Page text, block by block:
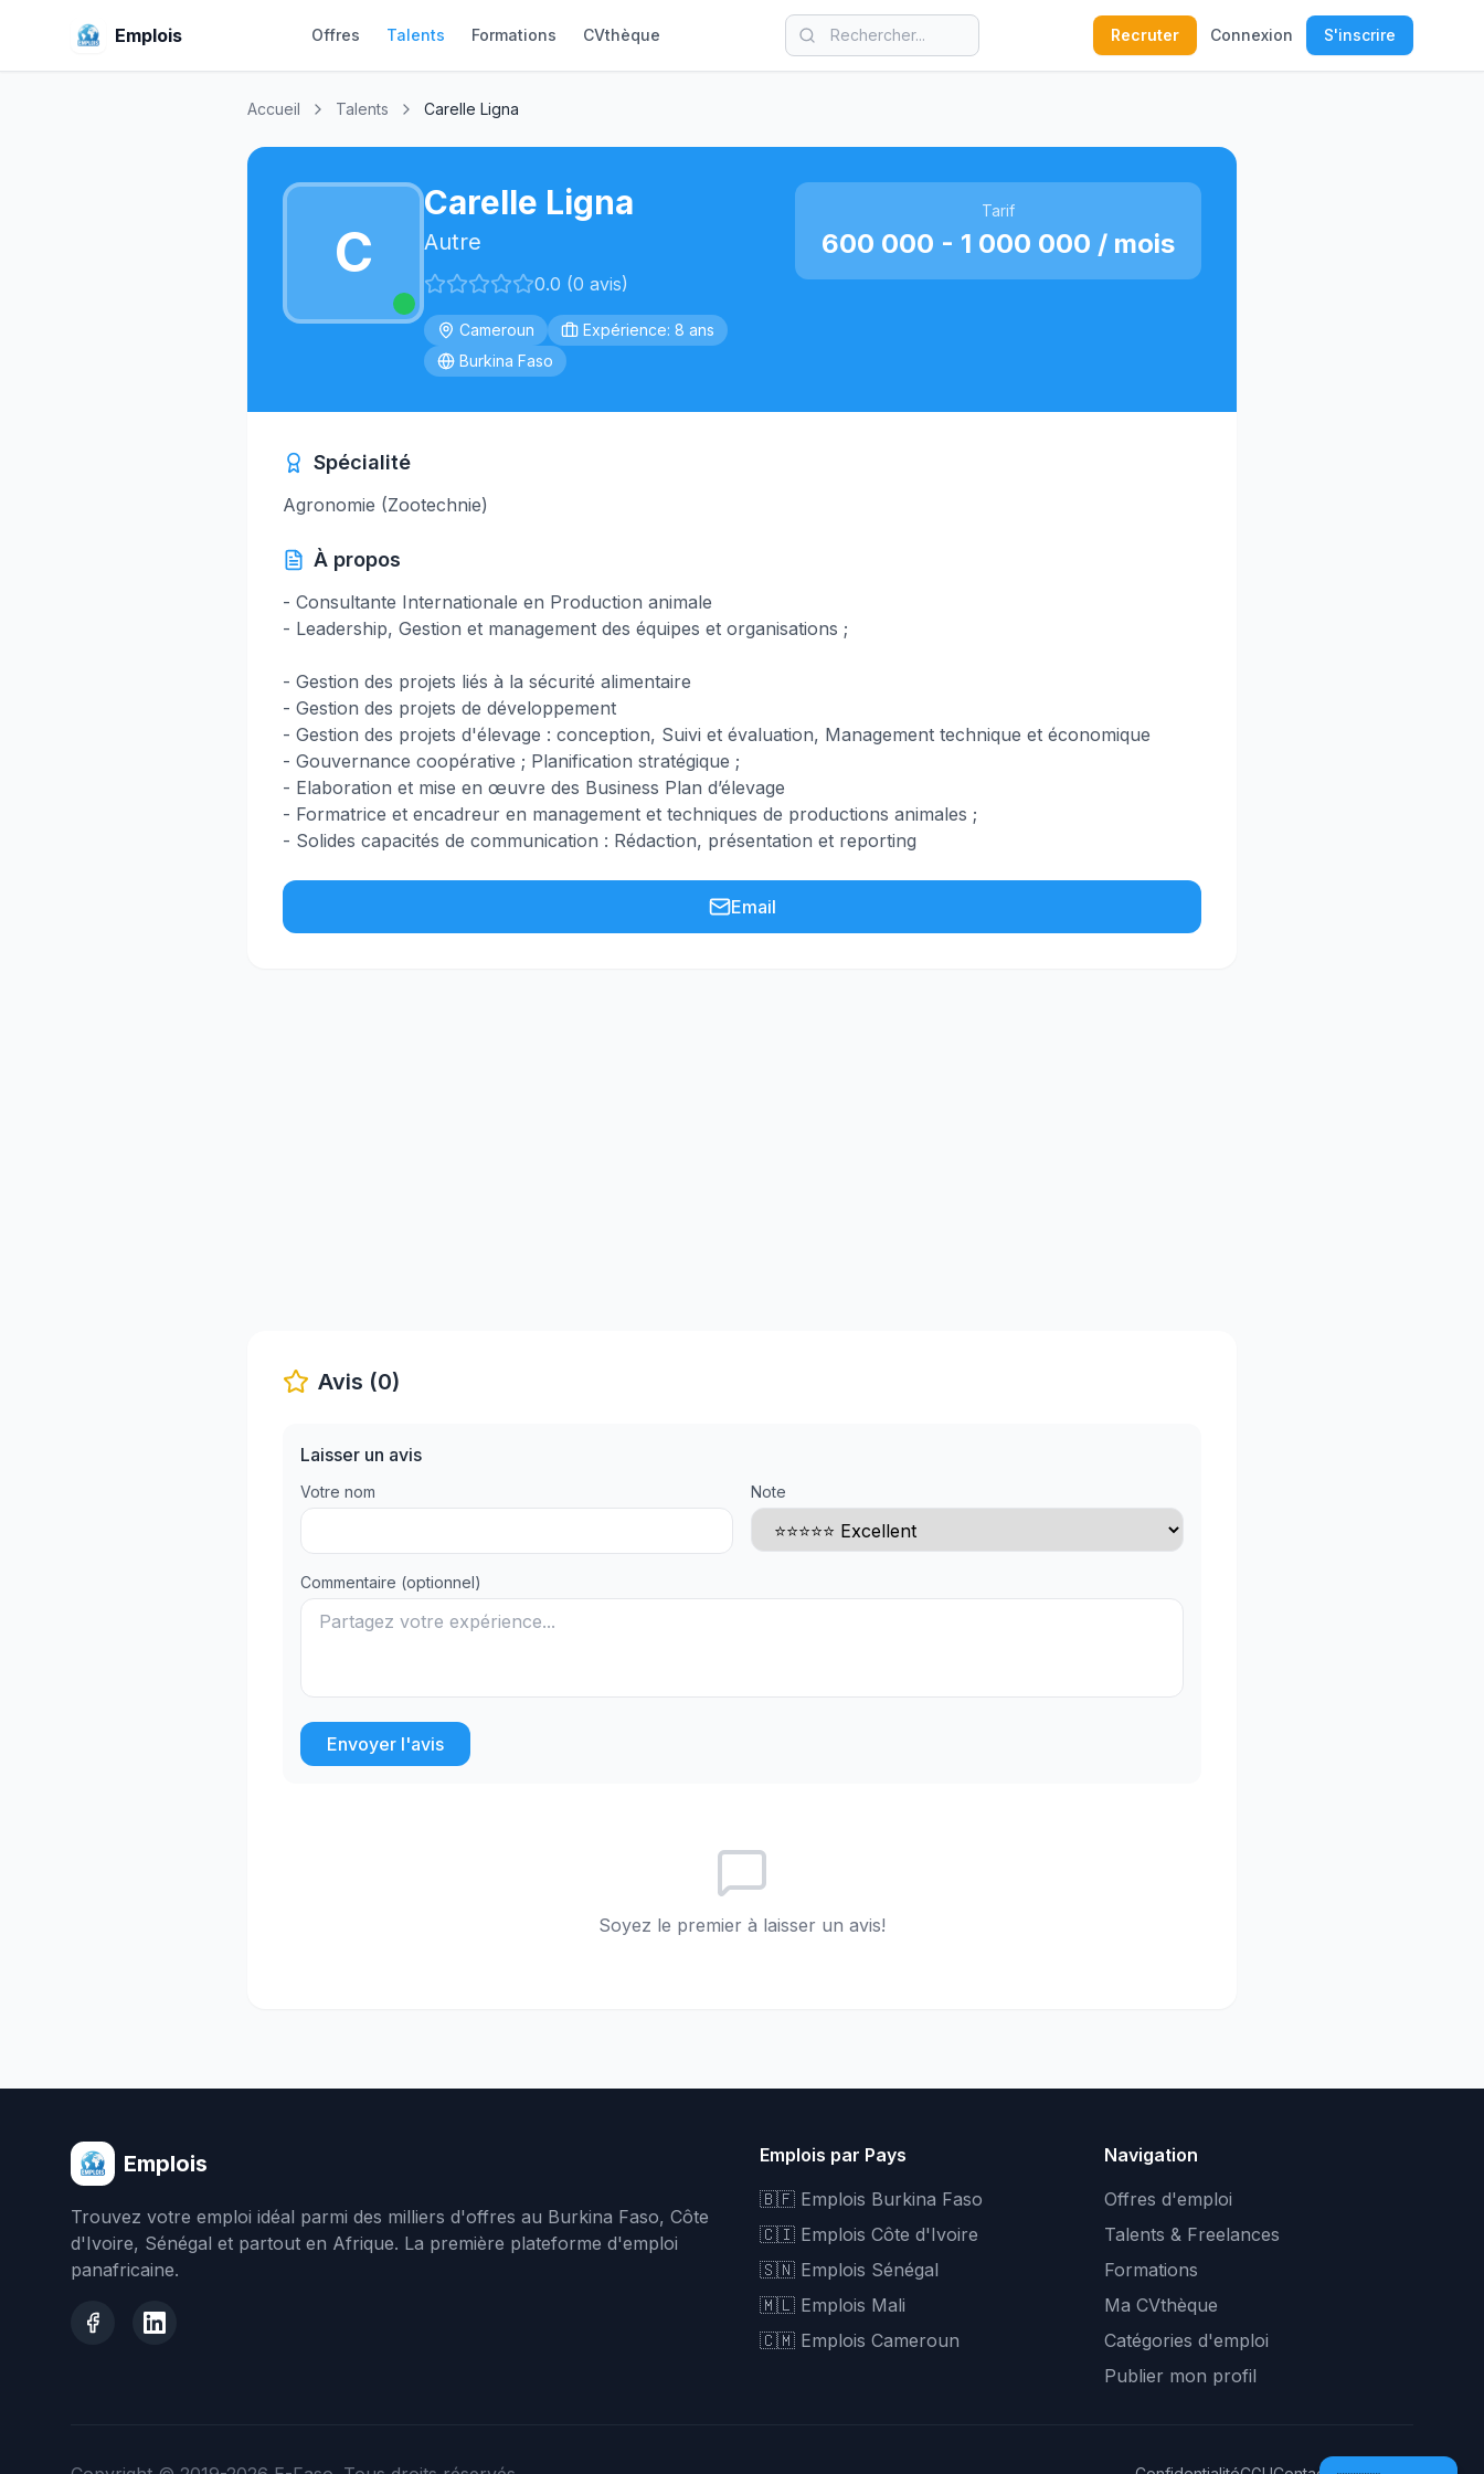
Emplois Offres Talents Formations CVthèque Recruter Connexion S'inscrire
Accueil Talents Carelle Ligna
C
Carelle Ligna
Autre
0.0 (0 avis)
Cameroun
Expérience: 8 ans
Burkina Faso
Tarif
600 000 - 1 000 000 / mois
Spécialité
Agronomie (Zootechnie)
À propos
- Consultante Internationale en Production animale
- Leadership, Gestion et management des équipes et organisations ;
- Gestion des projets liés à la sécurité alimentaire
- Gestion des projets de développement
- Gestion des projets d'élevage : conception, Suivi et évaluation, Management technique et économique
- Gouvernance coopérative ; Planification stratégique ;
- Elaboration et mise en œuvre des Business Plan d’élevage
- Formatrice et encadreur en management et techniques de productions animales ;
- Solides capacités de communication : Rédaction, présentation et reporting
Email
Avis (0)
Laisser un avis
Votre nom Note
Commentaire (optionnel)
Envoyer l'avis
Soyez le premier à laisser un avis!
Emplois
Trouvez votre emploi idéal parmi des milliers d'offres au Burkina Faso, Côte
d'Ivoire, Sénégal et partout en Afrique. La première plateforme d'emploi
panafricaine.
Emplois par Pays
🇧🇫 Emplois Burkina Faso
🇨🇮 Emplois Côte d'Ivoire
🇸🇳 Emplois Sénégal
🇲🇱 Emplois Mali
🇨🇲 Emplois Cameroun
Navigation
Offres d'emploi
Talents & Freelances
Formations
Ma CVthèque
Catégories d'emploi
Publier mon profil